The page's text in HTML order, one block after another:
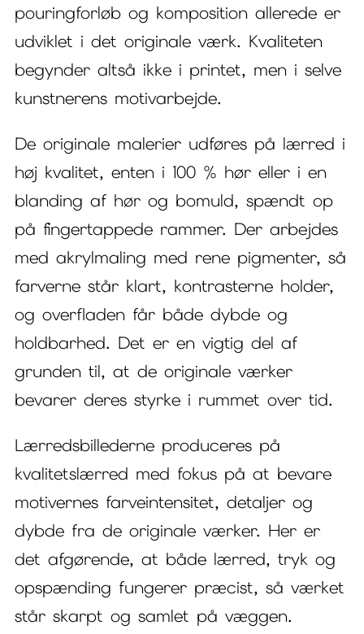
pouringforløb og komposition allerede er
udviklet i det originale værk. Kvaliteten
begynder altså ikke i printet, men i selve
kunstnerens motivarbejde.
De originale malerier udføres på lærred i
høj kvalitet, enten i 100 % hør eller i en
blanding af hør og bomuld, spændt op
på fingertappede rammer. Der arbejdes
med akrylmaling med rene pigmenter, så
farverne står klart, kontrasterne holder,
og overfladen får både dybde og
holdbarhed. Det er en vigtig del af
grunden til, at de originale værker
bevarer deres styrke i rummet over tid.
Lærredsbillederne produceres på
kvalitetslærred med fokus på at bevare
motivernes farveintensitet, detaljer og
dybde fra de originale værker. Her er
det afgørende, at både lærred, tryk og
opspænding fungerer præcist, så værket
står skarpt og samlet på væggen.